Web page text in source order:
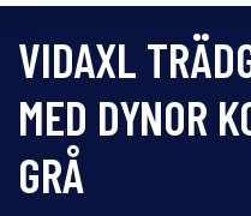
VIDAXL
MED DYNOR
GRÅ